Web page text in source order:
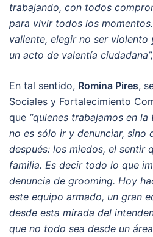
trabajando, con todos
para vivir todos los
valiente, elegir no ser violento
un acto de valentía ciudadana”,
En tal sentido, Romina Pires,
Sociales y Fortalecimiento
que “quienes trabajamos en
no es sólo ir y denunciar, sino
después: los miedos, el sentir
familia. Es decir todo lo que
denuncia de grooming. Hoy
este equipo armado, un gran
desde esta mirada del
que no todo sea desde un